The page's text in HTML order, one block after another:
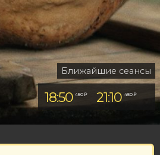
Ближайшие сеансы
18:50 450 ₽ 21:10 450 ₽